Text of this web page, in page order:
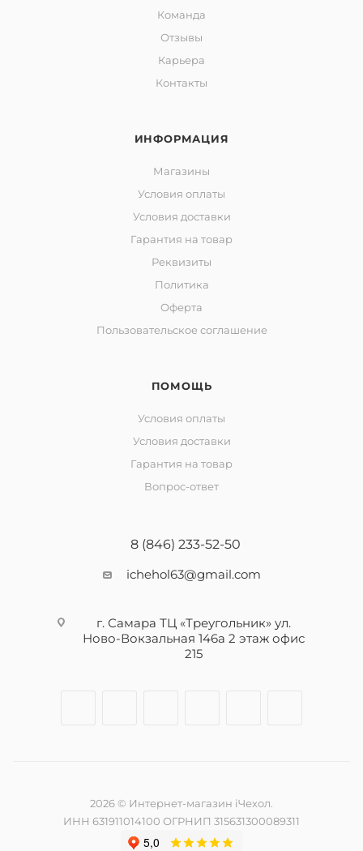
Команда
Отзывы
Карьера
Контакты
ИНФОРМАЦИЯ
Магазины
Условия оплаты
Условия доставки
Гарантия на товар
Реквизиты
Политика
Оферта
Пользовательское соглашение
ПОМОЩЬ
Условия оплаты
Условия доставки
Гарантия на товар
Вопрос-ответ
8 (846) 233-52-50
ichehol63@gmail.com
г. Самара ТЦ «Треугольник» ул.
Ново-Вокзальная 146а 2 этаж офис
215
2026 © Интернет-магазин iЧехол.
ИНН 631911014100 ОГРНИП 315631300089311